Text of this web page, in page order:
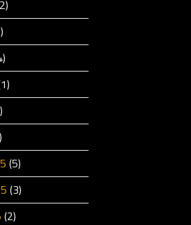
(5)
(3)
(2)